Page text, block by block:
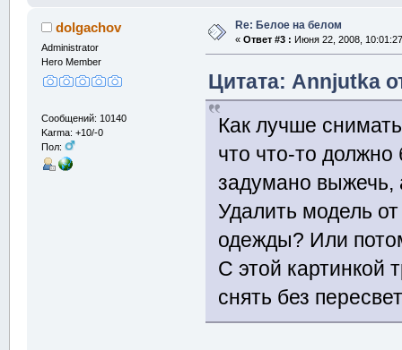
dolgachov
Administrator
Hero Member
Сообщений: 10140
Karma: +10/-0
Пол:
Re: Белое на белом
« Ответ #3 : Июня 22, 2008,
Цитата: Annjutka
Как лучше
что что-то
задумано выжечь,
Удалить модель
одежды? Или
С этой картинкой
снять без